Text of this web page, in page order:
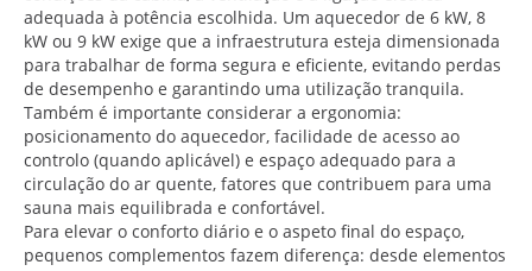
adequada à potência escolhida. Um aquecedor de 6 kW, 8
kW ou 9 kW exige que a infraestrutura esteja dimensionada
para trabalhar de forma segura e eficiente, evitando perdas
de desempenho e garantindo uma utilização tranquila.
Também é importante considerar a ergonomia:
posicionamento do aquecedor, facilidade de acesso ao
controlo (quando aplicável) e espaço adequado para a
circulação do ar quente, fatores que contribuem para uma
sauna mais equilibrada e confortável.
Para elevar o conforto diário e o aspeto final do espaço,
pequenos complementos fazem diferença: desde elementos